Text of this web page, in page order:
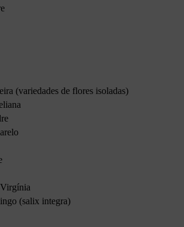
(variedades de flores isoladas)
(salix integra)